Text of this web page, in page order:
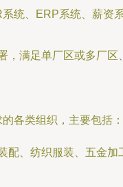
系统、ERP系统、薪资
，满足单厂区或多厂区
各类组织，主要包括：
配、纺织服装、五金加